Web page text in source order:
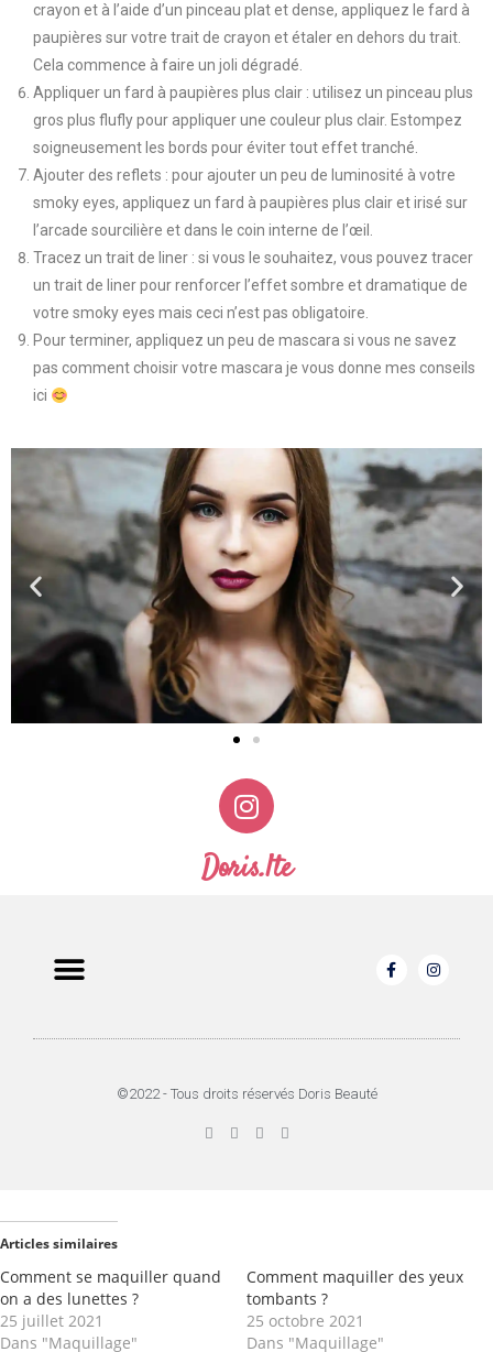
crayon et à l’aide d’un pinceau plat et dense, appliquez le fard à
paupières sur votre trait de crayon et étaler en dehors du trait.
Cela commence à faire un joli dégradé.
Appliquer un fard à paupières plus clair : utilisez un pinceau plus
gros plus flufly pour appliquer une couleur plus clair. Estompez
soigneusement les bords pour éviter tout effet tranché.
Ajouter des reflets : pour ajouter un peu de luminosité à votre
smoky eyes, appliquez un fard à paupières plus clair et irisé sur
l’arcade sourcilière et dans le coin interne de l’œil.
Tracez un trait de liner : si vous le souhaitez, vous pouvez tracer
un trait de liner pour renforcer l’effet sombre et dramatique de
votre smoky eyes mais ceci n’est pas obligatoire.
Pour terminer, appliquez un peu de mascara si vous ne savez
pas comment choisir votre mascara je vous donne mes conseils
ici
Doris.lte
©2022 - Tous droits réservés Doris Beauté
Articles similaires
Comment se maquiller quand
on a des lunettes ?
25 juillet 2021
Dans "Maquillage"
Comment maquiller des yeux
tombants ?
25 octobre 2021
Dans "Maquillage"